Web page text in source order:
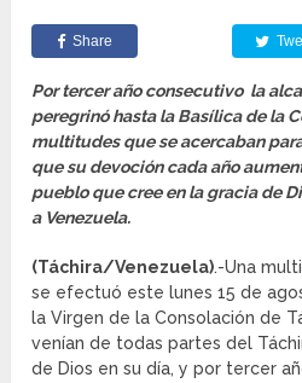
Share
Por tercer año consecutivo la
peregrinó hasta la Basílica de la
multitudes que se acercaban
que su devoción cada año
pueblo que cree en la gracia de
a Venezuela.
(Táchira/Venezuela).-Una
se efectuó este lunes 15 de
la Virgen de la Consolación de
venían de todas partes del
de Dios en su día, y por tercer